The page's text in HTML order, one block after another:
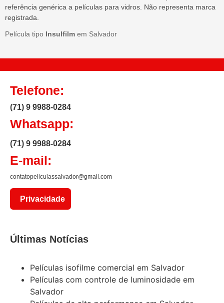
referência genérica a películas para vidros. Não representa marca
registrada.
Película tipo Insulfilm em Salvador
Telefone:
(71) 9 9988-0284
Whatsapp:
(71) 9 9988-0284
E-mail:
contatopeliculassalvador@gmail.com
Privacidade
Últimas Notícias
Películas isofilme comercial em Salvador
Películas com controle de luminosidade em
Salvador